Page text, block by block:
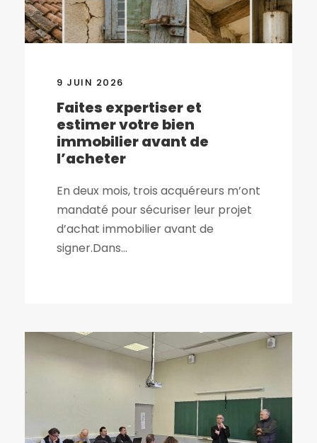
9 JUIN 2026
Faites expertiser et
estimer votre bien
immobilier avant de
l’acheter
En deux mois, trois acquéreurs m’ont
mandaté pour sécuriser leur projet
d’achat immobilier avant de
signer.Dans...